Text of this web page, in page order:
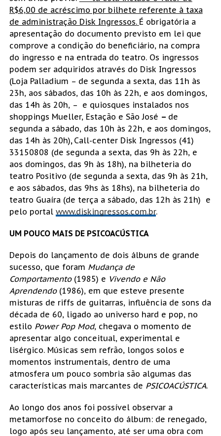
R$6,00 de acréscimo por bilhete referente à taxa
de administração Disk Ingressos. É obrigatória a
apresentação do documento previsto em lei que
comprove a condição do beneficiário, na compra
do ingresso e na entrada do teatro. Os ingressos
podem ser adquiridos através do Disk Ingressos
(Loja Palladium – de segunda a sexta, das 11h às
23h, aos sábados, das 10h às 22h, e aos domingos,
das 14h às 20h, – e quiosques instalados nos
shoppings Mueller, Estação e São José – de
segunda a sábado, das 10h às 22h, e aos domingos,
das 14h às 20h), Call-center Disk Ingressos (41)
33150808 (de segunda a sexta, das 9h às 22h, e
aos domingos, das 9h às 18h), na bilheteria do
teatro Positivo (de segunda a sexta, das 9h às 21h,
e aos sábados, das 9hs às 18hs), na bilheteria do
teatro Guaíra (de terça a sábado, das 12h às 21h) e
pelo portal www.diskingressos.com.br.
UM POUCO MAIS DE PSICOACÚSTICA
Depois do lançamento de dois álbuns de grande
sucesso, que foram Mudança de
Comportamento(1985) e Vivendo e Não
Aprendendo (1986), em que esteve presente
misturas de riffs de guitarras, influência de sons da
década de 60, ligado ao universo hard e pop, no
estilo Power Pop Mod, chegava o momento de
apresentar algo conceitual, experimental e
lisérgico. Músicas sem refrão, longos solos e
momentos instrumentais, dentro de uma
atmosfera um pouco sombria são algumas das
características mais marcantes de PSICOACÚSTICA.
Ao longo dos anos foi possível observar a
metamorfose no conceito do álbum: de renegado,
logo após seu lançamento, até ser uma obra com